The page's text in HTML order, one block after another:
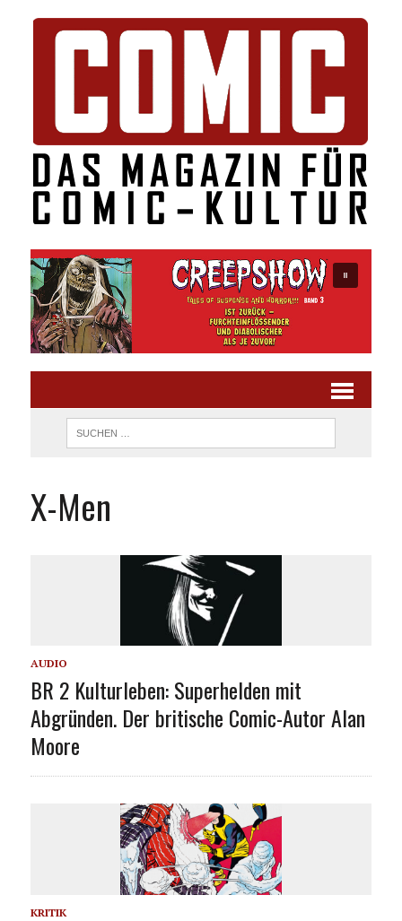
X-Men
AUDIO
BR 2 Kulturleben: Superhelden mit
Abgründen. Der britische Comic-Autor Alan
Moore
KRITIK